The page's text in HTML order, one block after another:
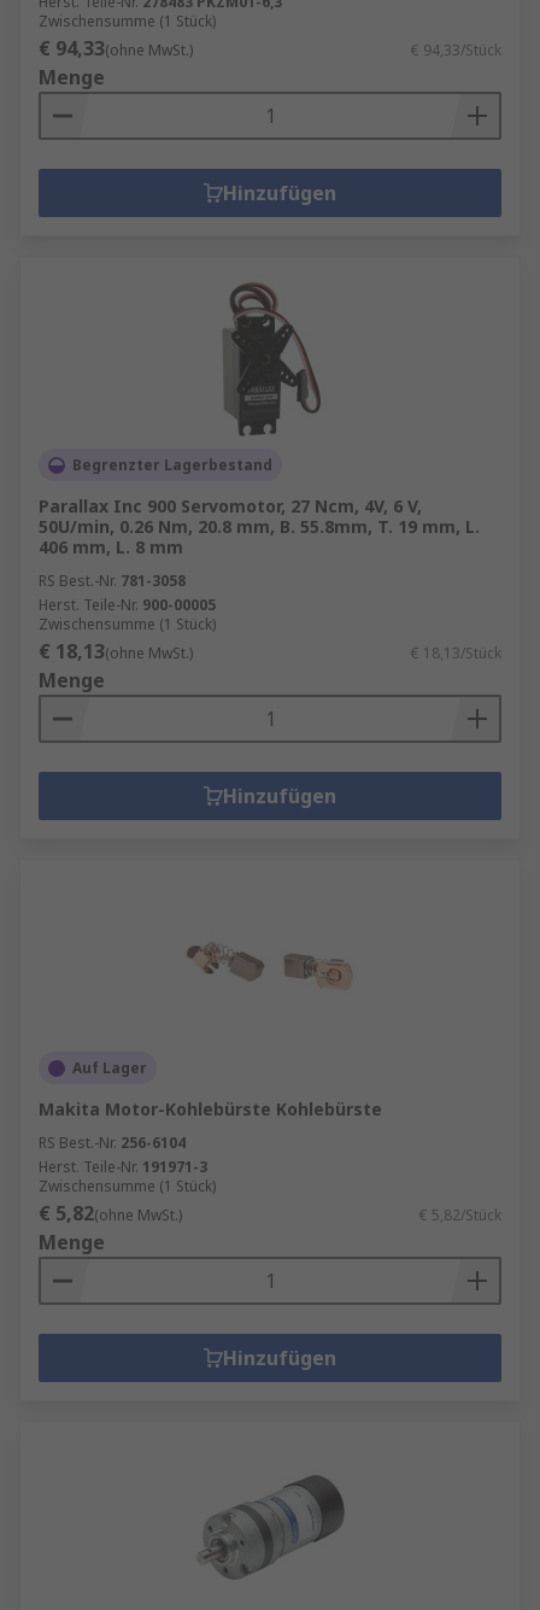
Zwischensumme (1 Stück)
€ 94,33(ohne MwSt.) € 94,33/Stück
Menge
Hinzufügen
Begrenzter Lagerbestand
Parallax Inc 900 Servomotor, 27 Ncm, 4V, 6 V,
50U/min, 0.26 Nm, 20.8 mm, B. 55.8mm, T. 19 mm, L.
406 mm, L. 8 mm
RS Best.-Nr. 781-3058
Herst. Teile-Nr. 900-00005
Zwischensumme (1 Stück)
€ 18,13(ohne MwSt.) € 18,13/Stück
Menge
Hinzufügen
Auf Lager
Makita Motor-Kohlebürste Kohlebürste
RS Best.-Nr. 256-6104
Herst. Teile-Nr. 191971-3
Zwischensumme (1 Stück)
€ 5,82(ohne MwSt.) € 5,82/Stück
Menge
Hinzufügen